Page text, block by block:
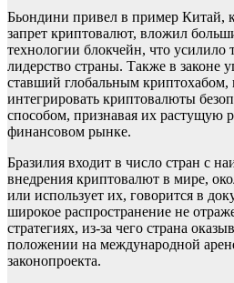
Бьондини привел в пример Китай,
запрет криптовалют, вложил
технологии блокчейн, что усилило
лидерство страны. Также в законе
ставший глобальным криптохабом,
интегрировать криптовалюты
способом, признавая их растущую
финансовом рынке.
Бразилия входит в число стран с
внедрения криптовалют в мире,
или использует их, говорится в
широкое распространение не
стратегиях, из-за чего страна
положении на международной
законопроекта.